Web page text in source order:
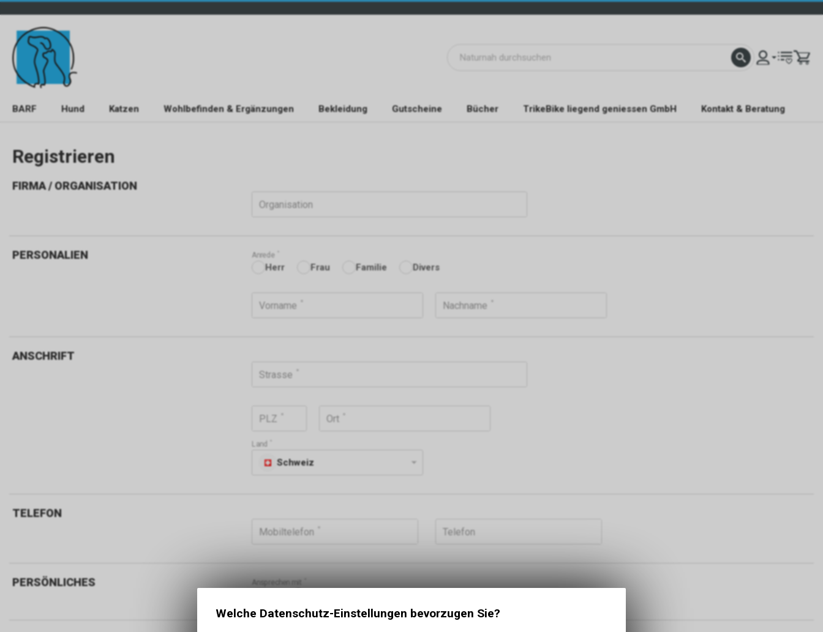
BARF Hund Katzen Wohlbefinden & Ergänzungen Bekleidung Gutscheine Bücher TrikeBike liegend geniessen GmbH Kontakt & Beratung
Registrieren
FIRMA / ORGANISATION
Organisation
PERSONALIEN Anrede
Herr Frau Familie Divers
Vorname Nachname
ANSCHRIFT
Strasse
PLZ Ort
Schweiz
Land
TELEFON
Mobiltelefon Telefon
PERSÖNLICHES Ansprechen mit
Welche Datenschutz-Einstellungen bevorzugen Sie?